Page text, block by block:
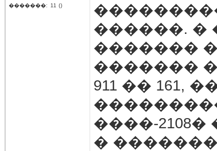
�������: 11 ()
������. �
�������
�������
911 �� 161,
����-
� �������